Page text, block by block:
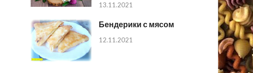
13.11.2021
Бендерики с мясом
12.11.2021